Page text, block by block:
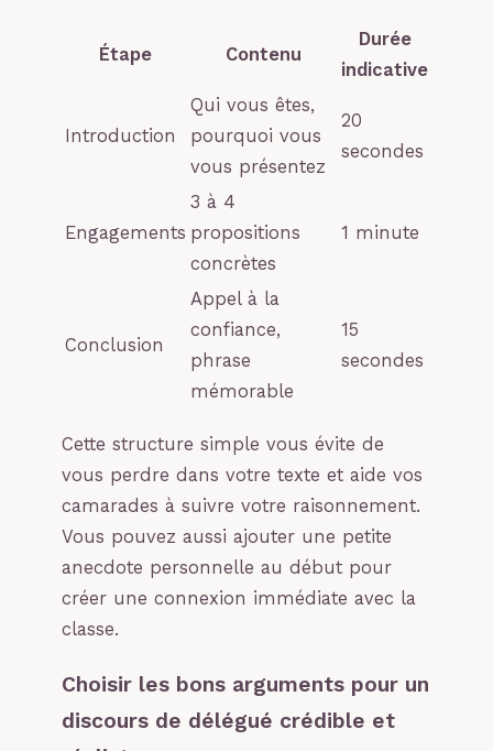
Étape Contenu
Durée
indicative
Introduction
Qui vous êtes,
pourquoi vous
vous présentez
20
secondes
Engagements
3 à 4
propositions
concrètes
1 minute
Conclusion
Appel à la
confiance,
phrase
mémorable
15
secondes
Cette structure simple vous évite de
vous perdre dans votre texte et aide vos
camarades à suivre votre raisonnement.
Vous pouvez aussi ajouter une petite
anecdote personnelle au début pour
créer une connexion immédiate avec la
classe.
Choisir les bons arguments pour un
discours de délégué crédible et